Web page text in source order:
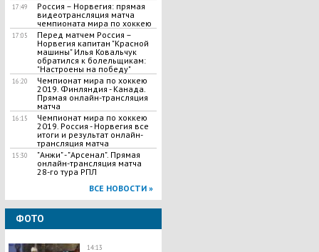
17:49
Россия – Норвегия: прямая
видеотрансляция матча
чемпионата мира по хоккею
17:05
Перед матчем Россия –
Норвегия капитан "Красной
машины" Илья Ковальчук
обратился к болельщикам:
"Настроены на победу"
16:20
Чемпионат мира по хоккею
2019. Финляндия - Канада.
Прямая онлайн-трансляция
матча
16:15
Чемпионат мира по хоккею
2019. Россия - Норвегия все
итоги и результат онлайн-
трансляция матча
15:30
"Анжи" - "Арсенал". Прямая
онлайн-трансляция матча
28-го тура РПЛ
ВСЕ НОВОСТИ »
ФОТО
14:13